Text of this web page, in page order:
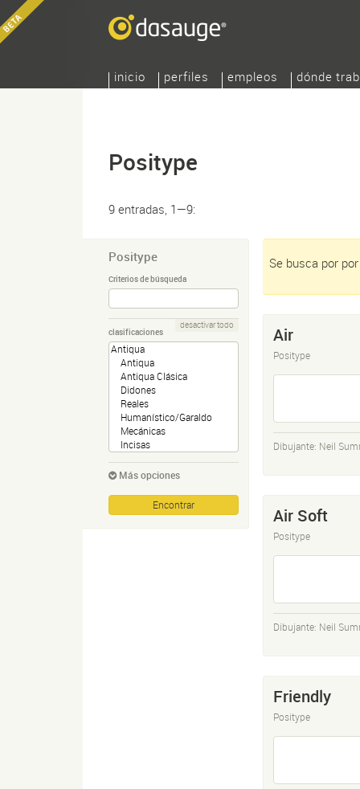
inicio perfiles empleos dónde
Positype
9 entradas, 1—9:
Positype
Criterios de búsqueda
clasificaciones
desactivar todo
Más opciones
Se busca por
Air
Positype
Dibujante: Neil
Air Soft
Positype
Dibujante: Neil
Friendly
Positype